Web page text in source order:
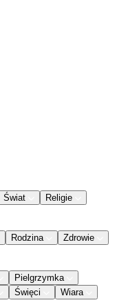
Świat
Religie
Rodzina
Zdrowie
Pielgrzymka
Święci Wiara